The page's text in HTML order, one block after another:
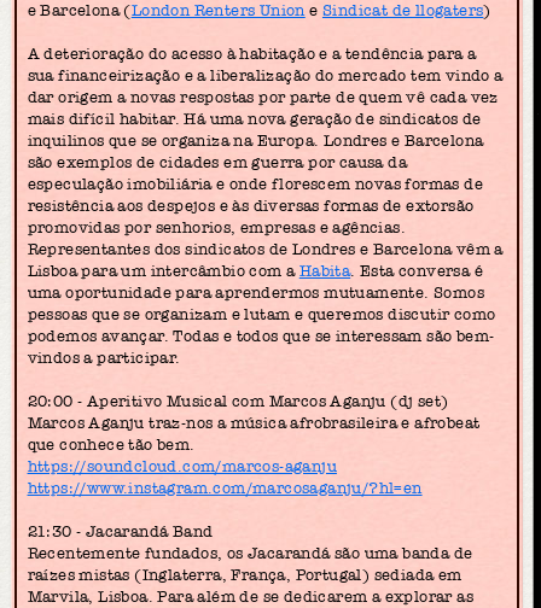
e Barcelona (London Renters Unione Sindicat de llogaters)
A deterioração do acesso à habitação e a tendência para a
sua financeirização e a liberalização do mercado tem vindo a
dar origem a novas respostas por parte de quem vê cada vez
mais difícil habitar. Há uma nova geração de sindicatos de
inquilinos que se organiza na Europa. Londres e Barcelona
são exemplos de cidades em guerra por causa da
especulação imobiliária e onde florescem novas formas de
resistência aos despejos e às diversas formas de extorsão
promovidas por senhorios, empresas e agências.
Representantes dos sindicatos de Londres e Barcelona vêm a
Lisboa para um intercâmbio com a Habita. Esta conversa é
uma oportunidade para aprendermos mutuamente. Somos
pessoas que se organizam e lutam e queremos discutir como
podemos avançar. Todas e todos que se interessam são bem-
vindos a participar.
20:00 - Aperitivo Musical com Marcos Aganju (dj set)
Marcos Aganju traz-nos a música afrobrasileira e afrobeat
que conhece tão bem.
https://soundcloud.com/marcos-aganju
https://www.instagram.com/marcosaganju/?hl=en
21:30 - Jacarandá Band
Recentemente fundados, os Jacarandá são uma banda de
raízes mistas (Inglaterra, França, Portugal) sediada em
Marvila, Lisboa. Para além de se dedicarem a explorar as